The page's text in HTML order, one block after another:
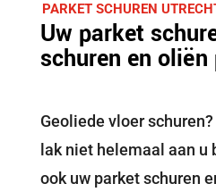
PARKET SCHUREN
Uw parket
schuren en oliën
Geoliede vloer
lak niet helemaal aan u
ook uw parket schuren